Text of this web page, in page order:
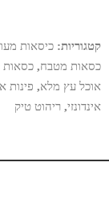
קטגוריות: כיסאות
כסאות מטבח, כסאות
אוכל עץ מלא, פינות
אינדונזי, ריהוט טיק